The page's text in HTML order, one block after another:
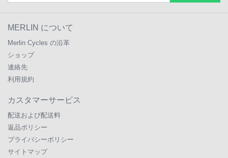
MERLIN について
Merlin Cycles の沿革
ショップ
連絡先
利用規約
カスタマーサービス
配送および配送料
返品ポリシー
プライバシーポリシー
サイトマップ